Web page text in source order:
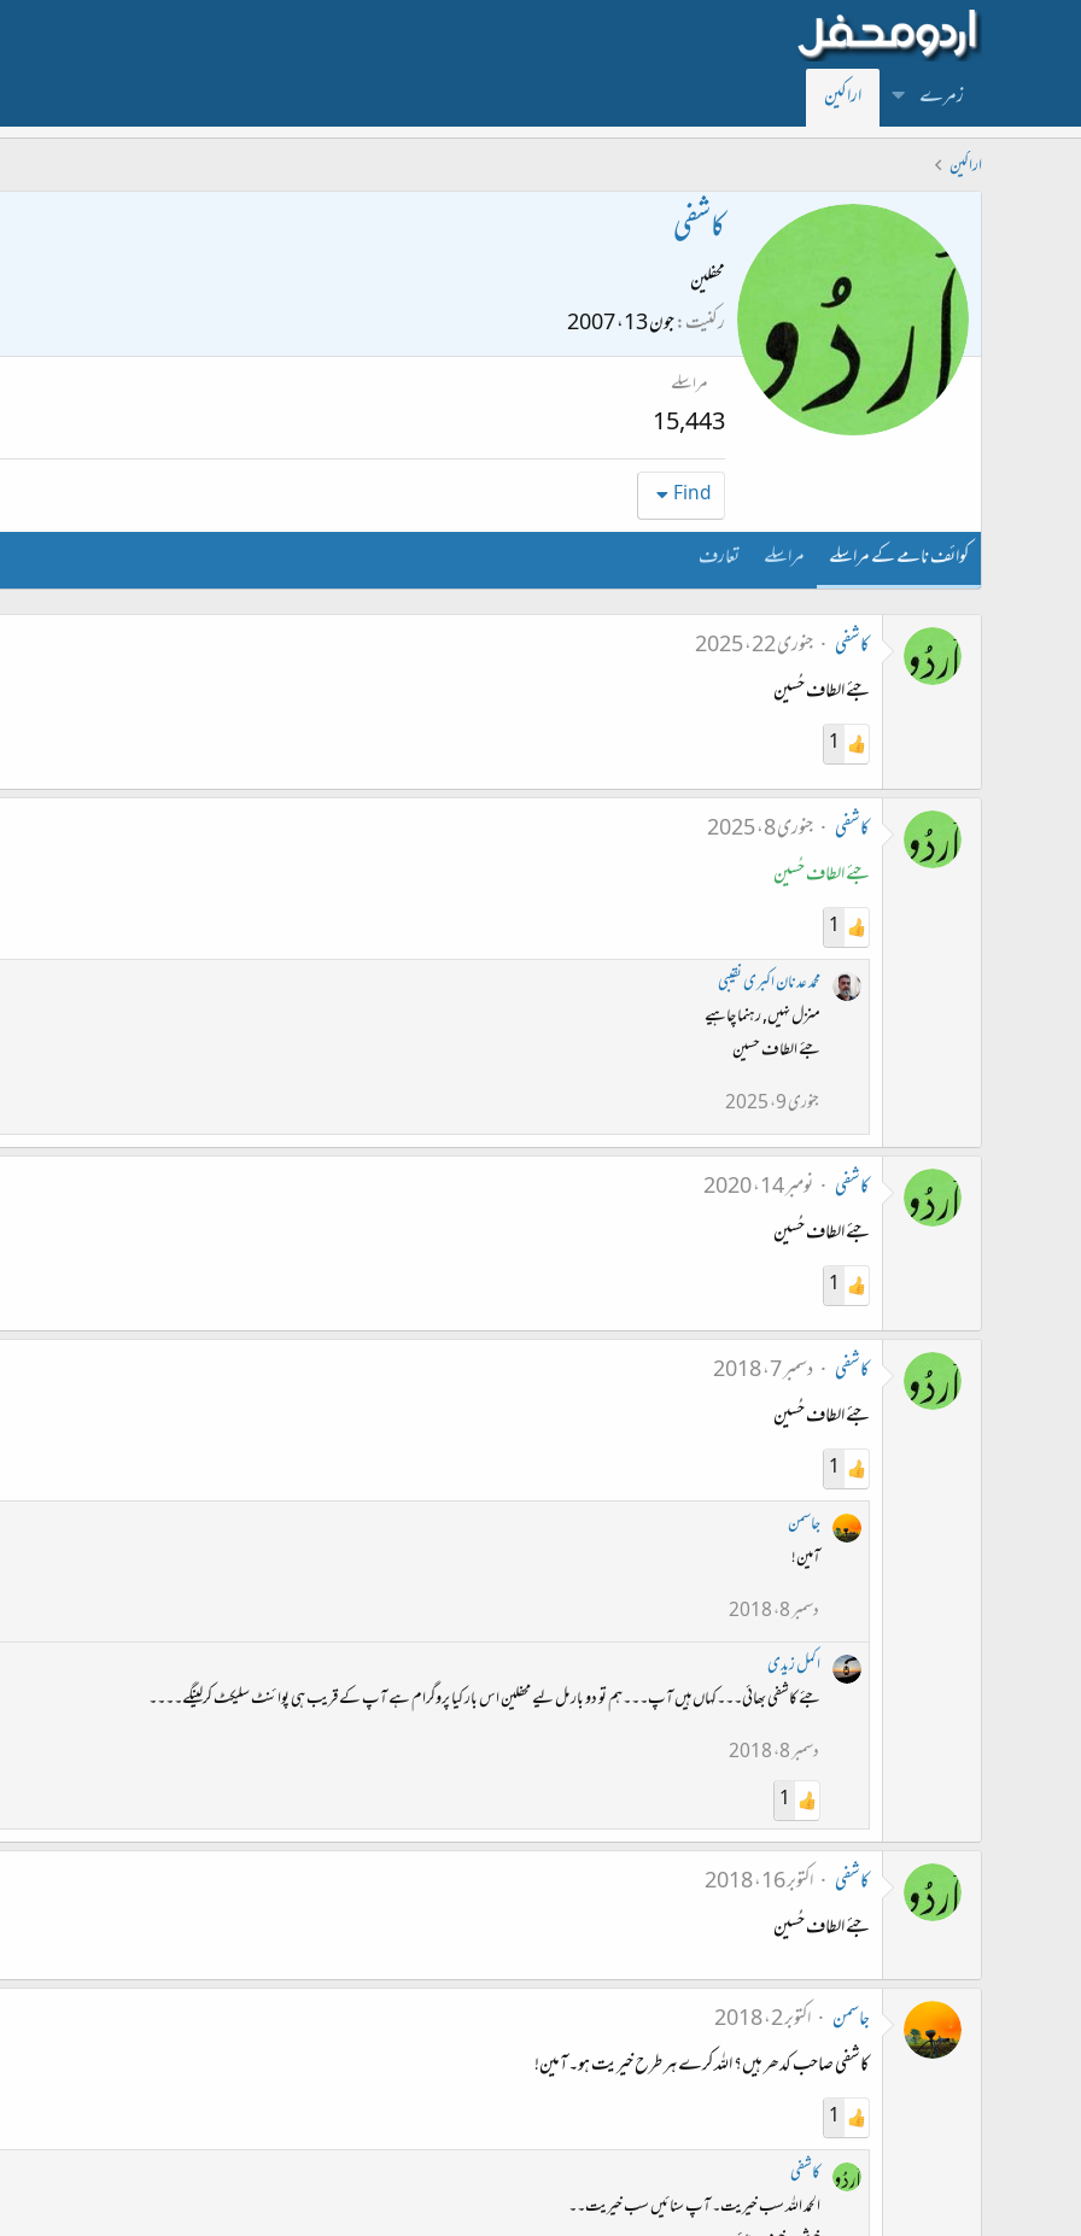
زمرے اراکین
اراکین
کاشفی
محفلین
رکنیت جون 13، 2007
مراسلے
15,443
Find
کوائف نامے کے مراسلے مراسلے تعارف
کاشفی
جنوری 22، 2025
جئے الطاف حُسین
1
کاشفی
جنوری 8، 2025
جئے الطاف حُسین
1
محمد عدنان اکبری نقیبی
منزل نہیں, رہنما چاہیے
جئے الطاف حسین
جنوری 9، 2025
کاشفی
نومبر 14، 2020
جئے الطاف حُسین
1
کاشفی
دسمبر 7، 2018
جئے الطاف حُسین
1
جاسمن
آمین!
دسمبر 8، 2018
اکمل زیدی
جئے کاشفی بھائی۔۔۔کہاں ہیں آپ۔۔۔ہم تو دو بار مل لیے محفلین اس بار کیا پروگرام ہے آپ کے قریب ہی پوائنٹ سلیکٹ کرلینگے۔۔۔۔
دسمبر 8، 2018
1
کاشفی
اکتوبر 16، 2018
جئے الطاف حُسین
جاسمن
اکتوبر 2، 2018
کاشفی صاحب کدھر ہیں؟ اللہ کرے ہر طرح خیریت ہو۔آمین!
1
کاشفی
الحمد اللہ سب خیریت۔ آپ سنائیں سب خیریت۔۔